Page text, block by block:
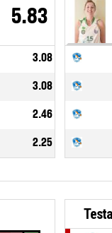
5.83
3.08
3.08
2.46
2.25